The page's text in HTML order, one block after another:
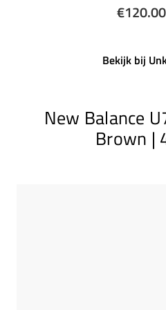
Bekijk bij
New Balance
Brown |